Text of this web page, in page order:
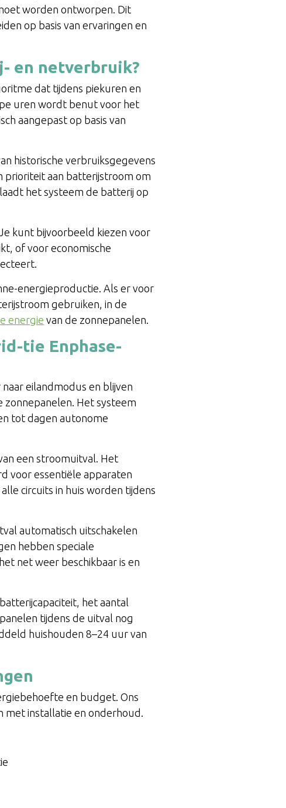
worden ontworpen. Dit
op basis van ervaringen en
en netverbruik?
dat tijdens piekuren en
uren wordt benut voor het
aangepast op basis van
historische verbruiksgegevens
prioriteit aan batterijstroom om
het systeem de batterij op
kunt bijvoorbeeld kiezen voor
of voor economische
energieproductie. Als er voor
gebruiken, in de
energie van de zonnepanelen.
tie Enphase-
eilandmodus en blijven
zonnepanelen. Het systeem
tot dagen autonome
een stroomuitval. Het
voor essentiële apparaten
circuits in huis worden tijdens
automatisch uitschakelen
hebben speciale
net weer beschikbaar is en
het aantal
tijdens de uitval nog
huishouden 8–24 uur van
en budget. Ons
met installatie en onderhoud.